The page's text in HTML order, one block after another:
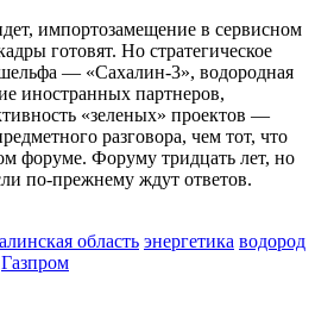
импортозамещение в сервисном
готовят. Но стратегическое
— «Сахалин-3», водородная
иностранных партнеров,
«зеленых» проектов —
разговора, чем тот, что
форуме. Форуму тридцать лет, но
по-прежнему ждут ответов.
область энергетика водород
Газпром